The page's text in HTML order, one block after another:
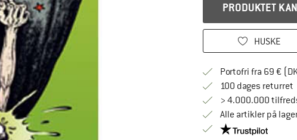
PRODUKTET
HUSKE
Portofri fra 69 €
100 dages returret
> 4.000.000
Alle artikler på
Vi er